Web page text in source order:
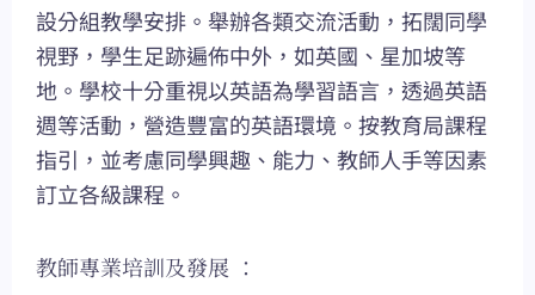
設分組教學安排。舉辦各類交流活動，拓闊同學
視野，學生足跡遍佈中外，如英國、星加坡等
地。學校十分重視以英語為學習語言，透過英語
週等活動，營造豐富的英語環境。按教育局課程
指引，並考慮同學興趣、能力、教師人手等因素
訂立各級課程。
教師專業培訓及發展 ：